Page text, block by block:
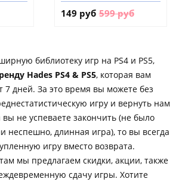
149 руб 599 руб
библиотеку игр на PS4 и PS5,
Hades PS4 & PS5, которая вам
7 дней. За это время вы можете без
игру и вернуть нам
вы не успеваете закончить (не было
неспешно, длинная игра), то вы всегда
игру вместо возврата.
мы предлагаем скидки, акции, также
сдачу игры. Хотите